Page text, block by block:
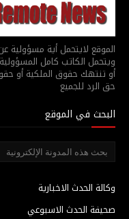
الموقع لايتحمل أية مسؤولية
ويتحمل الكاتب كامل
أو تنتهك حقوق الملكية أو
حق الرد للجميع
البحث في الموقع
وكالة الحدث الاخبارية
صحيفة الحدث الاسبوعي